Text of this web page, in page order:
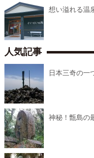
想い溢れる温
人気記事
日本三奇の一
神秘！甑島の